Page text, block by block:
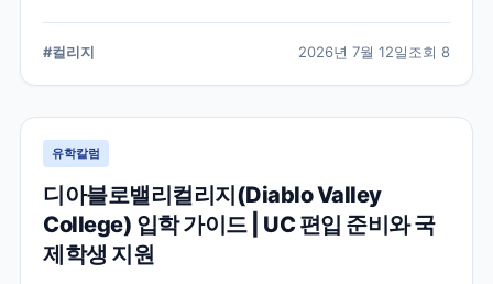
#컬리지 2026년 7월 12일조회 8
유학칼럼
디아블로밸리컬리지(Diablo Valley
College) 입학 가이드 | UC 편입 준비와 국
제학생 지원